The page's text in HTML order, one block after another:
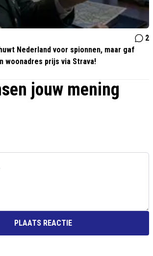
2
Nederland voor spionnen, maar gaf
woonadres prijs via Strava!
jouw mening
PLAATS REACTIE